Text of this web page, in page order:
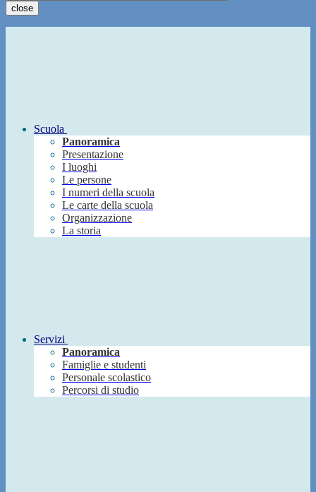
close
Scuola
Panoramica
Presentazione
I luoghi
Le persone
I numeri della scuola
Le carte della scuola
Organizzazione
La storia
Servizi
Panoramica
Famiglie e studenti
Personale scolastico
Percorsi di studio